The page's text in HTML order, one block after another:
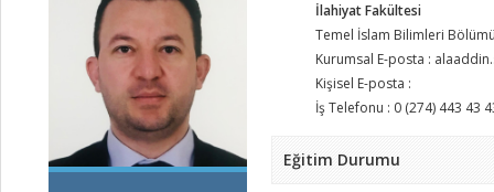
İlahiyat Fakültesi
Temel İslam Bilimleri
Kurumsal E-posta :
Kişisel E-posta :
İş Telefonu : 0 (274) 443 43
Eğitim Durumu